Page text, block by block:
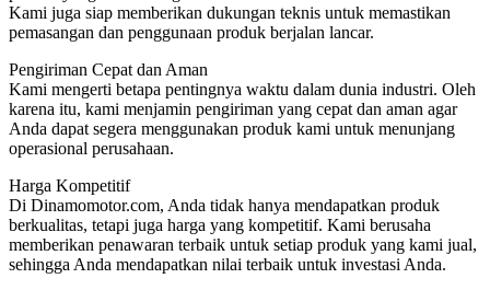
Kami juga siap memberikan dukungan teknis untuk memastikan
pemasangan dan penggunaan produk berjalan lancar.
Pengiriman Cepat dan Aman
Kami mengerti betapa pentingnya waktu dalam dunia industri. Oleh
karena itu, kami menjamin pengiriman yang cepat dan aman agar
Anda dapat segera menggunakan produk kami untuk menunjang
operasional perusahaan.
Harga Kompetitif
Di Dinamomotor.com, Anda tidak hanya mendapatkan produk
berkualitas, tetapi juga harga yang kompetitif. Kami berusaha
memberikan penawaran terbaik untuk setiap produk yang kami jual,
sehingga Anda mendapatkan nilai terbaik untuk investasi Anda.